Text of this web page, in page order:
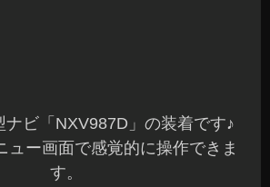
ナビ「NXV987D」の装着です♪
ュー画面で感覚的に操作できま
す。